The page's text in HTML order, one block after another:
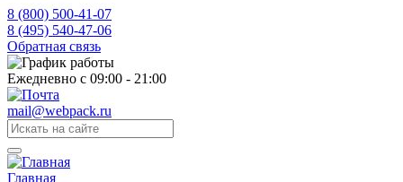
8 (800) 500-41-07
8 (495) 540-47-06
Обратная связь
Ежедневно с 09:00 - 21:00
mail@webpack.ru
Главная